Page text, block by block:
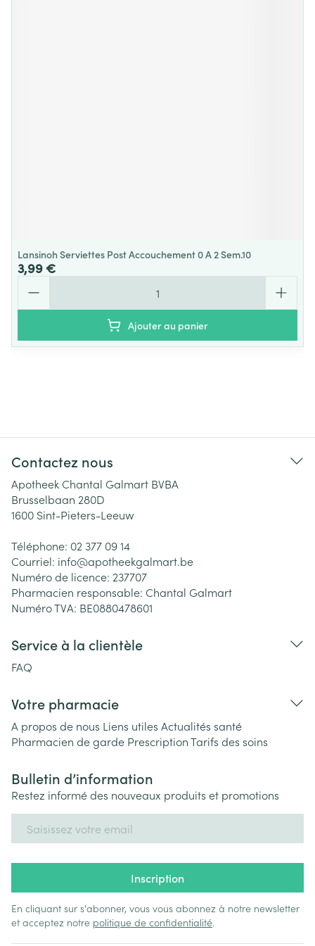
Lansinoh Serviettes Post Accouchement 0 A 2 Sem.10
3,99 €
Ajouter au panier
Contactez nous
Apotheek Chantal Galmart BVBA
Brusselbaan 280D
1600 Sint-Pieters-Leeuw
Téléphone: 02 377 09 14
Courriel: info@apotheekgalmart.be
Numéro de licence: 237707
Pharmacien responsable: Chantal Galmart
Numéro TVA: BE0880478601
Service à la clientèle
FAQ
Votre pharmacie
A propos de nous Liens utiles Actualités santé
Pharmacien de garde PrescriptionTarifs des soins
Bulletin d’information
Restez informé des nouveaux produits et promotions
Inscription
En cliquant sur s'abonner, vous vous abonnez à notre newsletter
et acceptez notre politique de confidentialité.